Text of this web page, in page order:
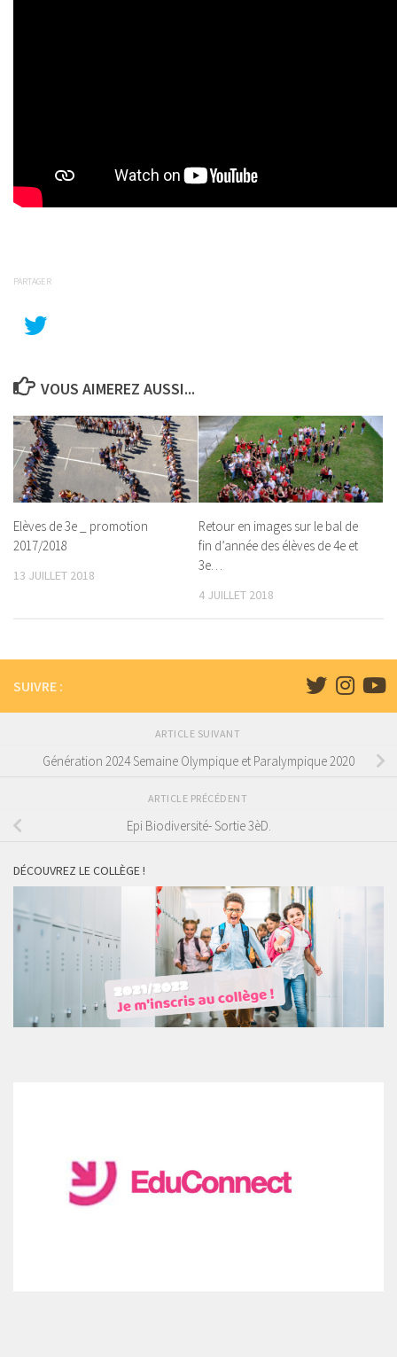
PARTAGER
VOUS AIMEREZ AUSSI...
Elèves de 3e _ promotion
2017/2018
13 JUILLET 2018
Retour en images sur le bal de
fin d’année des élèves de 4e et
3e…
4 JUILLET 2018
SUIVRE :
ARTICLE SUIVANT
Génération 2024 Semaine Olympique et Paralympique 2020
ARTICLE PRÉCÉDENT
Epi Biodiversité- Sortie 3èD.
DÉCOUVREZ LE COLLÈGE !